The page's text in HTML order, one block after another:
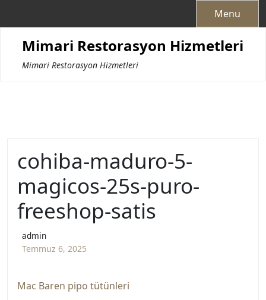
Menu
Mimari Restorasyon Hizmetleri
Mimari Restorasyon Hizmetleri
cohiba-maduro-5-
magicos-25s-puro-
freeshop-satis
admin
Temmuz 6, 2025
Mac Baren pipo tütünleri